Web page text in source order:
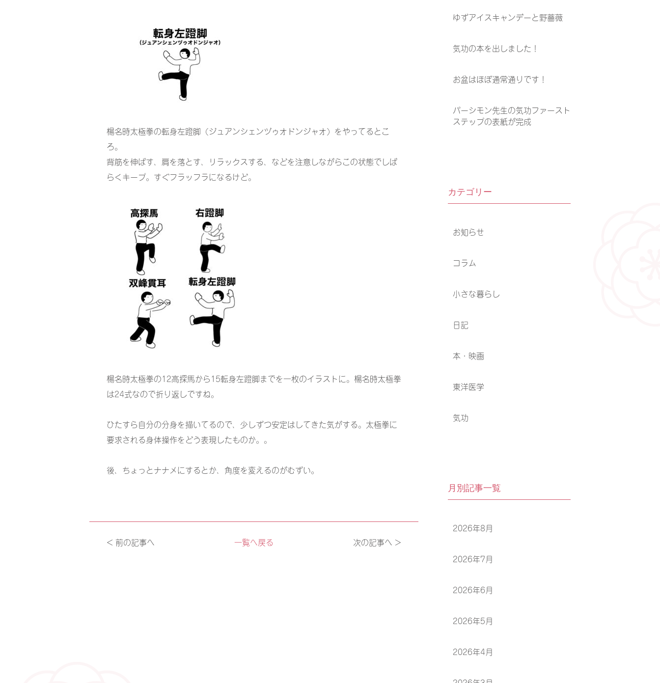
楊名時太極拳の転身左蹬脚（ジュアンシェンヅゥオドンジャオ）をやってるとこ
ろ。
背筋を伸ばす、肩を落とす、リラックスする、などを注意しながらこの状態でしば
らくキープ。すぐフラッフラになるけど。
楊名時太極拳の12高探馬から15転身左蹬脚までを一枚のイラストに。楊名時太極拳
は24式なので折り返しですね。
ひたすら自分の分身を描いてるので、少しずつ安定はしてきた気がする。太極拳に
要求される身体操作をどう表現したものか。。
後、ちょっとナナメにするとか、角度を変えるのがむずい。
< 前の記事へ 一覧へ戻る 次の記事へ >
ゆずアイスキャンデーと野薔薇
気功の本を出しました！
お盆はほぼ通常通りです！
パーシモン先生の気功ファースト
ステップの表紙が完成
カテゴリー
お知らせ
コラム
小さな暮らし
日記
本・映画
東洋医学
気功
月別記事一覧
2026年8月
2026年7月
2026年6月
2026年5月
2026年4月